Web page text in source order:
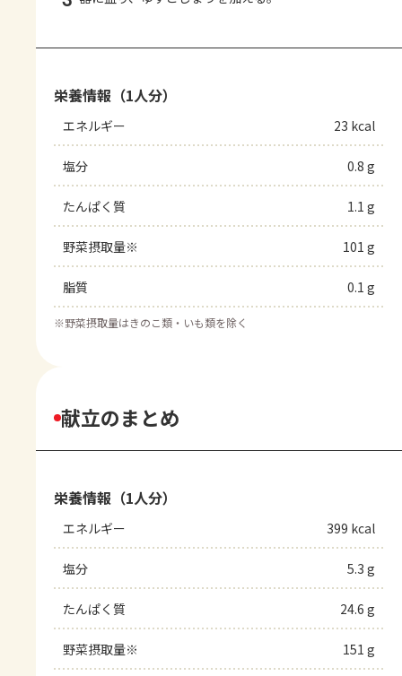
栄養情報（1人分）
エネルギー 23 kcal
塩分 0.8 g
たんぱく質 1.1 g
野菜摂取量※ 101 g
脂質 0.1 g
※野菜摂取量はきのこ類・いも類を除く
献立のまとめ
栄養情報（1人分）
エネルギー 399 kcal
塩分 5.3 g
たんぱく質 24.6 g
野菜摂取量※ 151 g